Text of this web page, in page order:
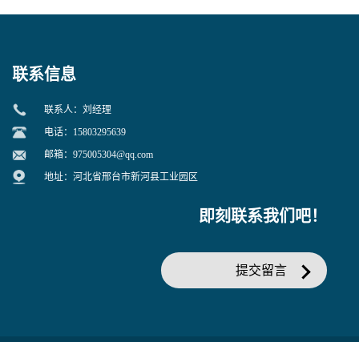
联系信息
联系人：刘经理
电话：15803295639
邮箱： 975005304@qq.com
地址：河北省邢台市新河县工业园区
即刻联系我们吧！
提交留言